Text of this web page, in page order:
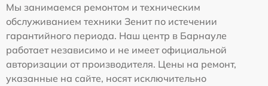
Мы занимаемся ремонтом и техническим
обслуживанием техники Зенит по истечении
гарантийного периода. Наш центр в Барнауле
работает независимо и не имеет официальной
авторизации от производителя. Цены на ремонт,
указанные на сайте, носят исключительно